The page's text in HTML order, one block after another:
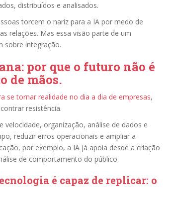
distribuídos e analisados.
torcem o nariz para a IA por medo de
relações. Mas essa visão parte de um
sobre integração.
por que o futuro não é
de mãos.
se tornar realidade no dia a dia de empresas,
resistência.
organização, análise de dados e
reduzir erros operacionais e ampliar a
por exemplo, a IA já apoia desde a criação
de comportamento do público.
é capaz de replicar: o